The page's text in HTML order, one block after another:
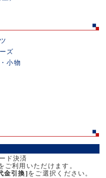
ズ
小物
ド決済
ご利用いただけます。
金引換]をご選択ください。